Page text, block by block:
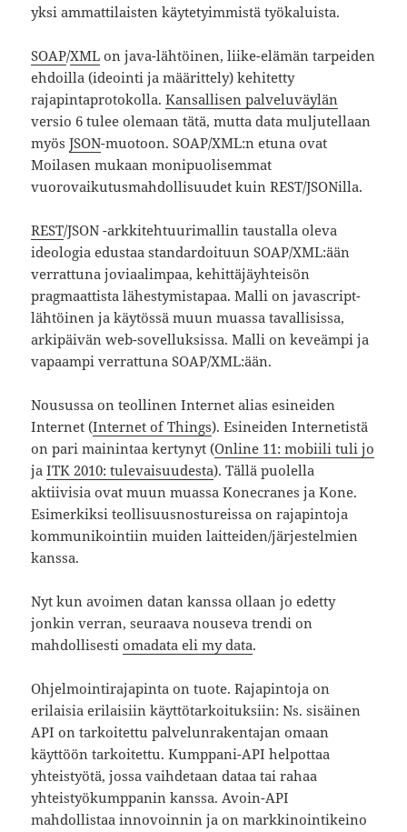
yksi ammattilaisten käytetyimmistä työkaluista.
SOAP/XML on java-lähtöinen, liike-elämän tarpeiden
ehdoilla (ideointi ja määrittely) kehitetty
rajapintaprotokolla.Kansallisen palveluväylän
versio 6 tulee olemaan tätä, mutta data muljutellaan
myösJSON-muotoon. SOAP/XML:n etuna ovat
Moilasen mukaan monipuolisemmat
vuorovaikutusmahdollisuudet kuin REST/JSONilla.
REST/JSON -arkkitehtuurimallin taustalla oleva
ideologia edustaa standardoituun SOAP/XML:ään
verrattuna joviaalimpaa, kehittäjäyhteisön
pragmaattista lähestymistapaa. Malli on javascript-
lähtöinen ja käytössä muun muassa tavallisissa,
arkipäivän web-sovelluksissa. Malli on keveämpi ja
vapaampi verrattuna SOAP/XML:ään.
Nousussa on teollinen Internet alias esineiden
Internet (Internet of Things). Esineiden Internetistä
on pari mainintaa kertynyt (Online 11: mobiili tuli jo
jaITK 2010: tulevaisuudesta). Tällä puolella
aktiivisia ovat muun muassa Konecranes ja Kone.
Esimerkiksi teollisuusnostureissa on rajapintoja
kommunikointiin muiden laitteiden/järjestelmien
kanssa.
Nyt kun avoimen datan kanssa ollaan jo edetty
jonkin verran, seuraava nouseva trendi on
mahdollisestiomadata eli my data.
Ohjelmointirajapinta on tuote. Rajapintoja on
erilaisia erilaisiin käyttötarkoituksiin: Ns. sisäinen
API on tarkoitettu palvelunrakentajan omaan
käyttöön tarkoitettu. Kumppani-API helpottaa
yhteistyötä, jossa vaihdetaan dataa tai rahaa
yhteistyökumppanin kanssa. Avoin-API
mahdollistaa innovoinnin ja on markkinointikeino